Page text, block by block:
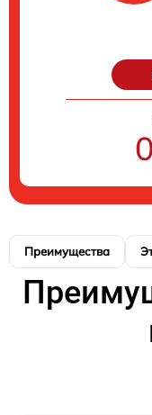
Преимущества